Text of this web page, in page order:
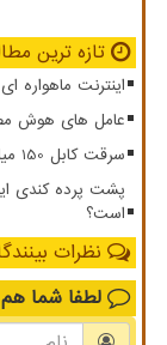
تازه ترین
اینترنت ماهواره
عامل های هوش
سرقت کابل 150 میلیارد تومان خسارت زد
پشت پرده کندی
است؟
نظرات
لطفا شما هم